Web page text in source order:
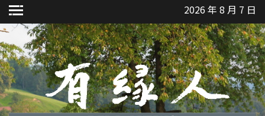
Skip
to
content
2026 年 8 月 7 日